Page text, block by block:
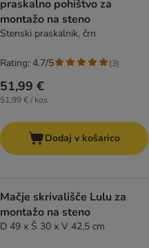
praskalno pohištvo za
montažo na steno
Stenski praskalnik, črn
51,99 €
51,99 € / kos
Rating: 4.7/5 (3)
Dodaj v košarico
Mačje skrivališče Lulu za
montažo na steno
D 49 x Š 30 x V 42,5 cm